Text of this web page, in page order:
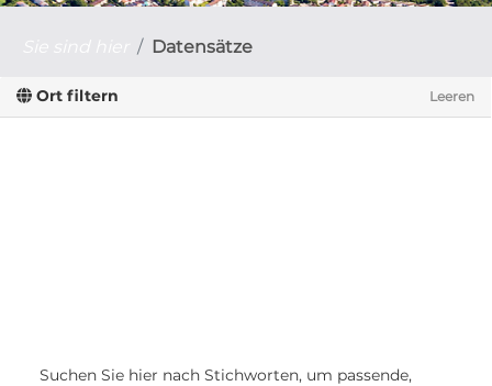
Datensätze
Ort filtern Leeren
Suchen Sie hier nach Stichworten, um passende,